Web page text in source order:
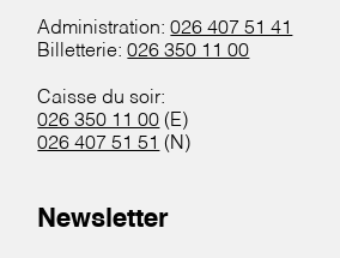
Administration:026 407 51 41
Billetterie:026 350 11 00
Caisse du soir:
026 350 11 00 (E)
026 407 51 51 (N)
Newsletter